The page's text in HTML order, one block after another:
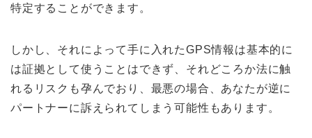
特定することができます。
しかし、それによって手に入れたGPS情報は基本的に
は証拠として使うことはできず、それどころか法に触
れるリスクも孕んでおり、最悪の場合、あなたが逆に
パートナーに訴えられてしまう可能性もあります。